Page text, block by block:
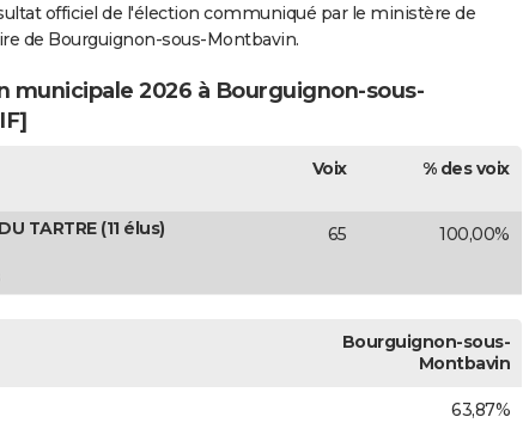
officiel de l'élection communiqué par le ministère de
de Bourguignon-sous-Montbavin.
municipale 2026 à Bourguignon-sous-
Voix % des voix
TARTRE (11 élus) 65 100,00%
Bourguignon-sous-
Montbavin
63,87%